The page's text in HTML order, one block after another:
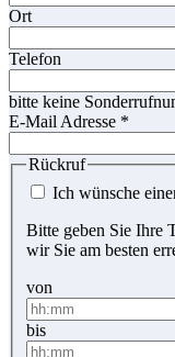
Ort
Telefon
bitte keine
E-Mail Adresse *
Rückruf
Ich wünsche
Bitte geben Sie Ihre
wir Sie am besten
von
bis